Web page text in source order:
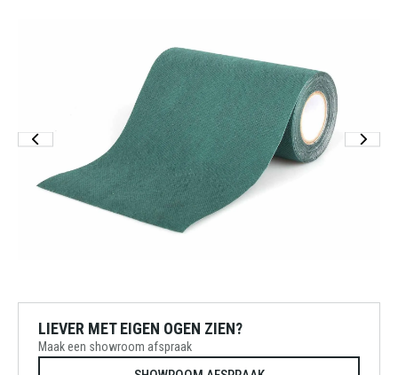
LIEVER MET EIGEN OGEN ZIEN?
Maak een showroom afspraak